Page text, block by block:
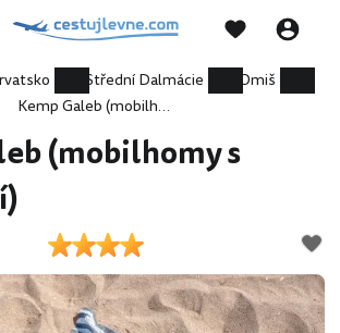
Střední Dalmácie
Omiš
Kemp Galeb (mobilhomy s polopenzí)
(mobilhomy s